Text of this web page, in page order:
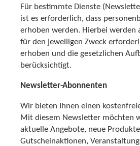
Für bestimmte Dienste
ist es erforderlich, dass
erhoben werden. Hierbei werden
für den jeweiligen Zweck
erhoben und die gesetzlichen
berücksichtigt.
Newsletter-Abonnenten
Wir bieten Ihnen einen
Mit diesem Newsletter möchten
aktuelle Angebote, neue
Gutscheinaktionen,